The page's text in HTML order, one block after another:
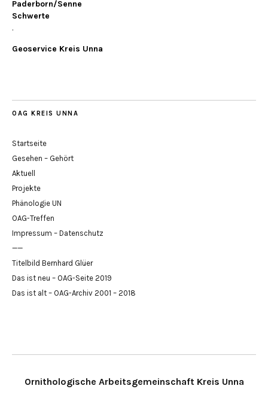
Paderborn/Senne
Schwerte
.
Geoservice Kreis Unna
OAG KREIS UNNA
Startseite
Gesehen – Gehört
Aktuell
Projekte
Phänologie UN
OAG-Treffen
Impressum – Datenschutz
——
Titelbild Bernhard Glüer
Das ist neu – OAG-Seite 2019
Das ist alt – OAG-Archiv 2001 – 2018
Ornithologische Arbeitsgemeinschaft Kreis Unna